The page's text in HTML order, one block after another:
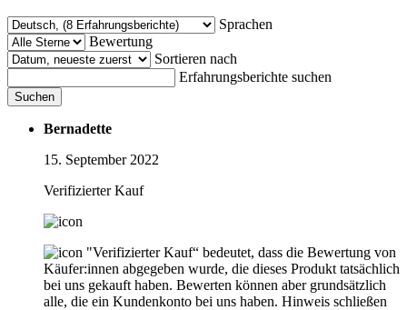
Sprachen
Bewertung
Sortieren nach
Erfahrungsberichte suchen
Suchen
Bernadette
15. September 2022
Verifizierter Kauf
"Verifizierter Kauf“ bedeutet, dass die Bewertung von
Käufer:innen abgegeben wurde, die dieses Produkt tatsächlich
bei uns gekauft haben. Bewerten können aber grundsätzlich
alle, die ein Kundenkonto bei uns haben. Hinweis schließen